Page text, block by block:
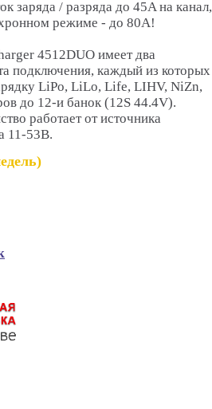
заряда / разряда до 45A на канал,
режиме - до 80А!
4512DUO имеет два
подключения, каждый из которых
LiPo, LiLo, Life, LIHV, NiZn,
до 12-и банок (12S 44.4V).
работает от источника
11-53В.